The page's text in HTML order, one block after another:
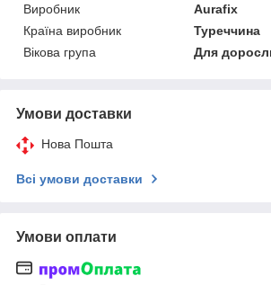
Виробник
Aurafix
Країна виробник
Туреччина
Вікова група
Для
Умови доставки
Нова Пошта
Всі умови доставки
Умови оплати